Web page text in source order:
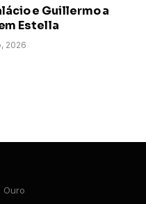
e Guillermo a
Estella
2026